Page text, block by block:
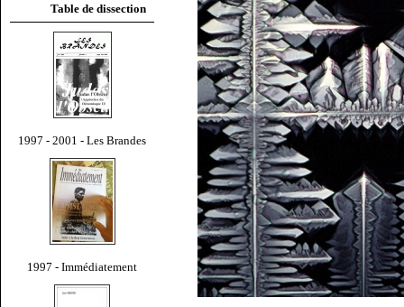
Table de dissection
1997 - 2001 - Les Brandes
1997 - Immédiatement